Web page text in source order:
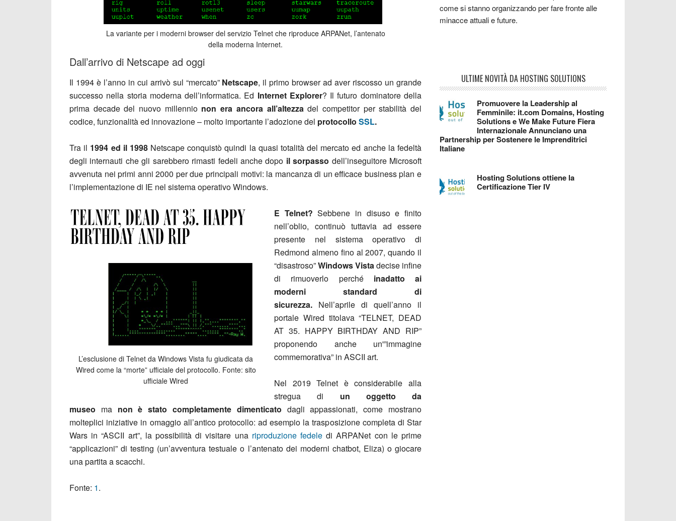
La variante per i moderni browser del servizio Telnet che riproduce ARPANet, l’antenato
della moderna Internet.
Dall’arrivo di Netscape ad oggi
Il 1994 è l’anno in cui arrivò sul “mercato” Netscape, il primo browser ad aver riscosso un grande
successo nella storia moderna dell’informatica. Ed Internet Explorer? Il futuro dominatore della
prima decade del nuovo millennionon era ancora all’altezza del competitor per stabilità del
codice, funzionalità ed innovazione – molto importante l’adozione del protocollo SSL.
Tra il 1994 ed il 1998Netscape conquistò quindi la quasi totalità del mercato ed anche la fedeltà
degli internauti che gli sarebbero rimasti fedeli anche dopo il sorpasso dell’inseguitore Microsoft
avvenuta nei primi anni 2000 per due principali motivi: la mancanza di un efficace business plan e
l’implementazione di IE nel sistema operativo Windows.
L’esclusione di Telnet da Windows Vista fu giudicata da
Wired come la “morte” ufficiale del protocollo. Fonte: sito
ufficiale Wired
E Telnet? Sebbene in disuso e finito
nell’oblio, continuò tuttavia ad essere
presente nel sistema operativo di
Redmond almeno fino al 2007, quando il
“disastroso”Windows Vista decise infine
di rimuoverlo perché inadatto ai
moderni standard di
sicurezza. Nell’aprile di quell’anno il
portale Wired titolava “TELNET, DEAD
AT 35. HAPPY BIRTHDAY AND RIP”
proponendo anche un'”immagine
commemorativa” in ASCII art.
Nel 2019 Telnet è considerabile alla
stregua di un oggetto da
museo ma non è stato completamente dimenticato dagli appassionati, come mostrano
molteplici iniziative in omaggio all’antico protocollo: ad esempio la trasposizione completa di Star
Wars in “ASCII art”, la possibilità di visitare una riproduzione fedele di ARPANet con le prime
“applicazioni” di testing (un’avventura testuale o l’antenato dei moderni chatbot, Eliza) o giocare
una partita a scacchi.
Fonte: 1.
come si stanno organizzando per fare fronte alle
minacce attuali e future.
ULTIME NOVITÀ DA HOSTING SOLUTIONS
Promuovere la Leadership al
Femminile: it.com Domains, Hosting
Solutions e We Make Future Fiera
Internazionale Annunciano una
Partnership per Sostenere le Imprenditrici
Italiane
Hosting Solutions ottiene la
Certificazione Tier IV